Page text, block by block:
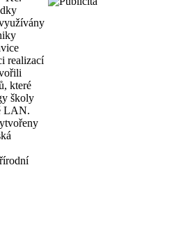
realizací
které
školy
LAN.